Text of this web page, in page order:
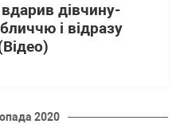
дівчину-
і відразу
2020